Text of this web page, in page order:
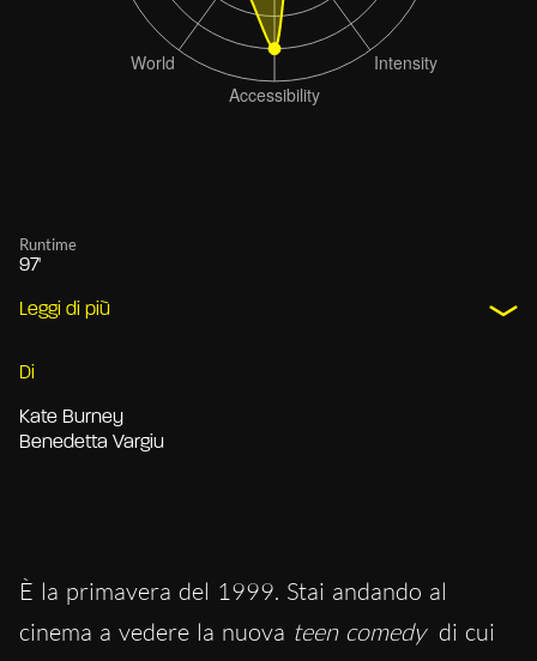
Runtime
97'
Leggi di più
Di
Kate Burney
Benedetta Vargiu
È la primavera del 1999. Stai andando al
cinema a vedere la nuova teen comedy di cui